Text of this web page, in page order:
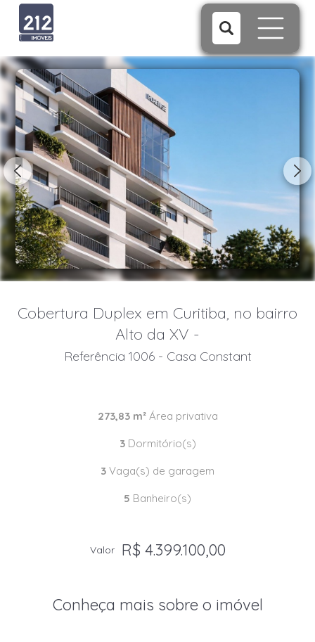
Cobertura Duplex em Curitiba, no bairro
Alto da XV -
Referência 1006 - Casa Constant
273,83 m²Área privativa
3Dormitório(s)
3 Vaga(s) de garagem
5 Banheiro(s)
Valor R$ 4.399.100,00
Conheça mais sobre o imóvel